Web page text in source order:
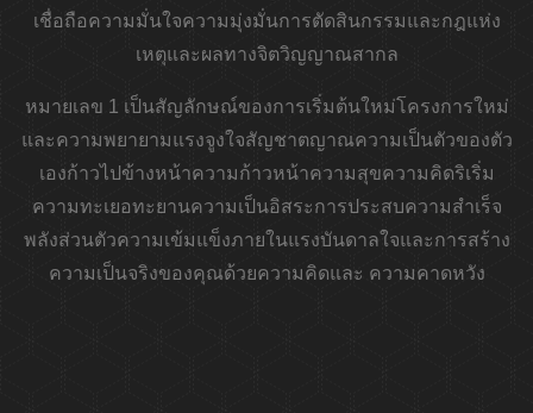
เชื่อถือความมั่นใจความมุ่งมั่นการตัดสินกรรมและกฎแห่ง
เหตุและผลทางจิตวิญญาณสากล
หมายเลข 1 เป็นสัญลักษณ์ของการเริ่มต้นใหม่โครงการใหม่
และความพยายามแรงจูงใจสัญชาตญาณความเป็นตัวของตัว
เองก้าวไปข้างหน้าความก้าวหน้าความสุขความคิดริเริ่ม
ความทะเยอทะยานความเป็นอิสระการประสบความสำเร็จ
พลังส่วนตัวความเข้มแข็งภายในแรงบันดาลใจและการสร้าง
ความเป็นจริงของคุณด้วยความคิดและ ความคาดหวัง